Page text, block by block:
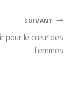
SUIVANT
pour le cœur des
femmes